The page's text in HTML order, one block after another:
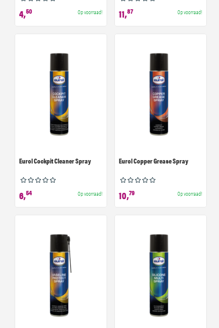
4,50 Op voorraad! 11,87 Op voorraad!
Eurol Cockpit Cleaner Spray
6,54 Op voorraad!
Eurol Copper Grease Spray
10,79 Op voorraad!